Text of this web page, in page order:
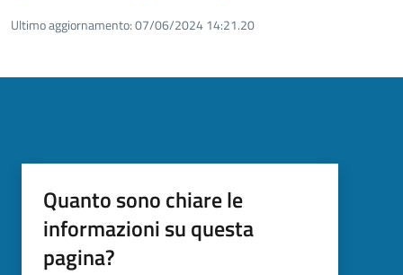
Ultimo aggiornamento:07/06/2024 14:21.20
Quanto sono chiare le
informazioni su questa
pagina?